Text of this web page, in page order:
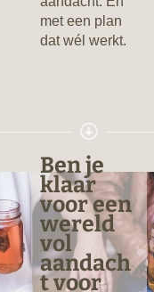
met een plan
dat wél werkt.
Ben je
klaar
voor een
wereld
vol
aandach
t voor